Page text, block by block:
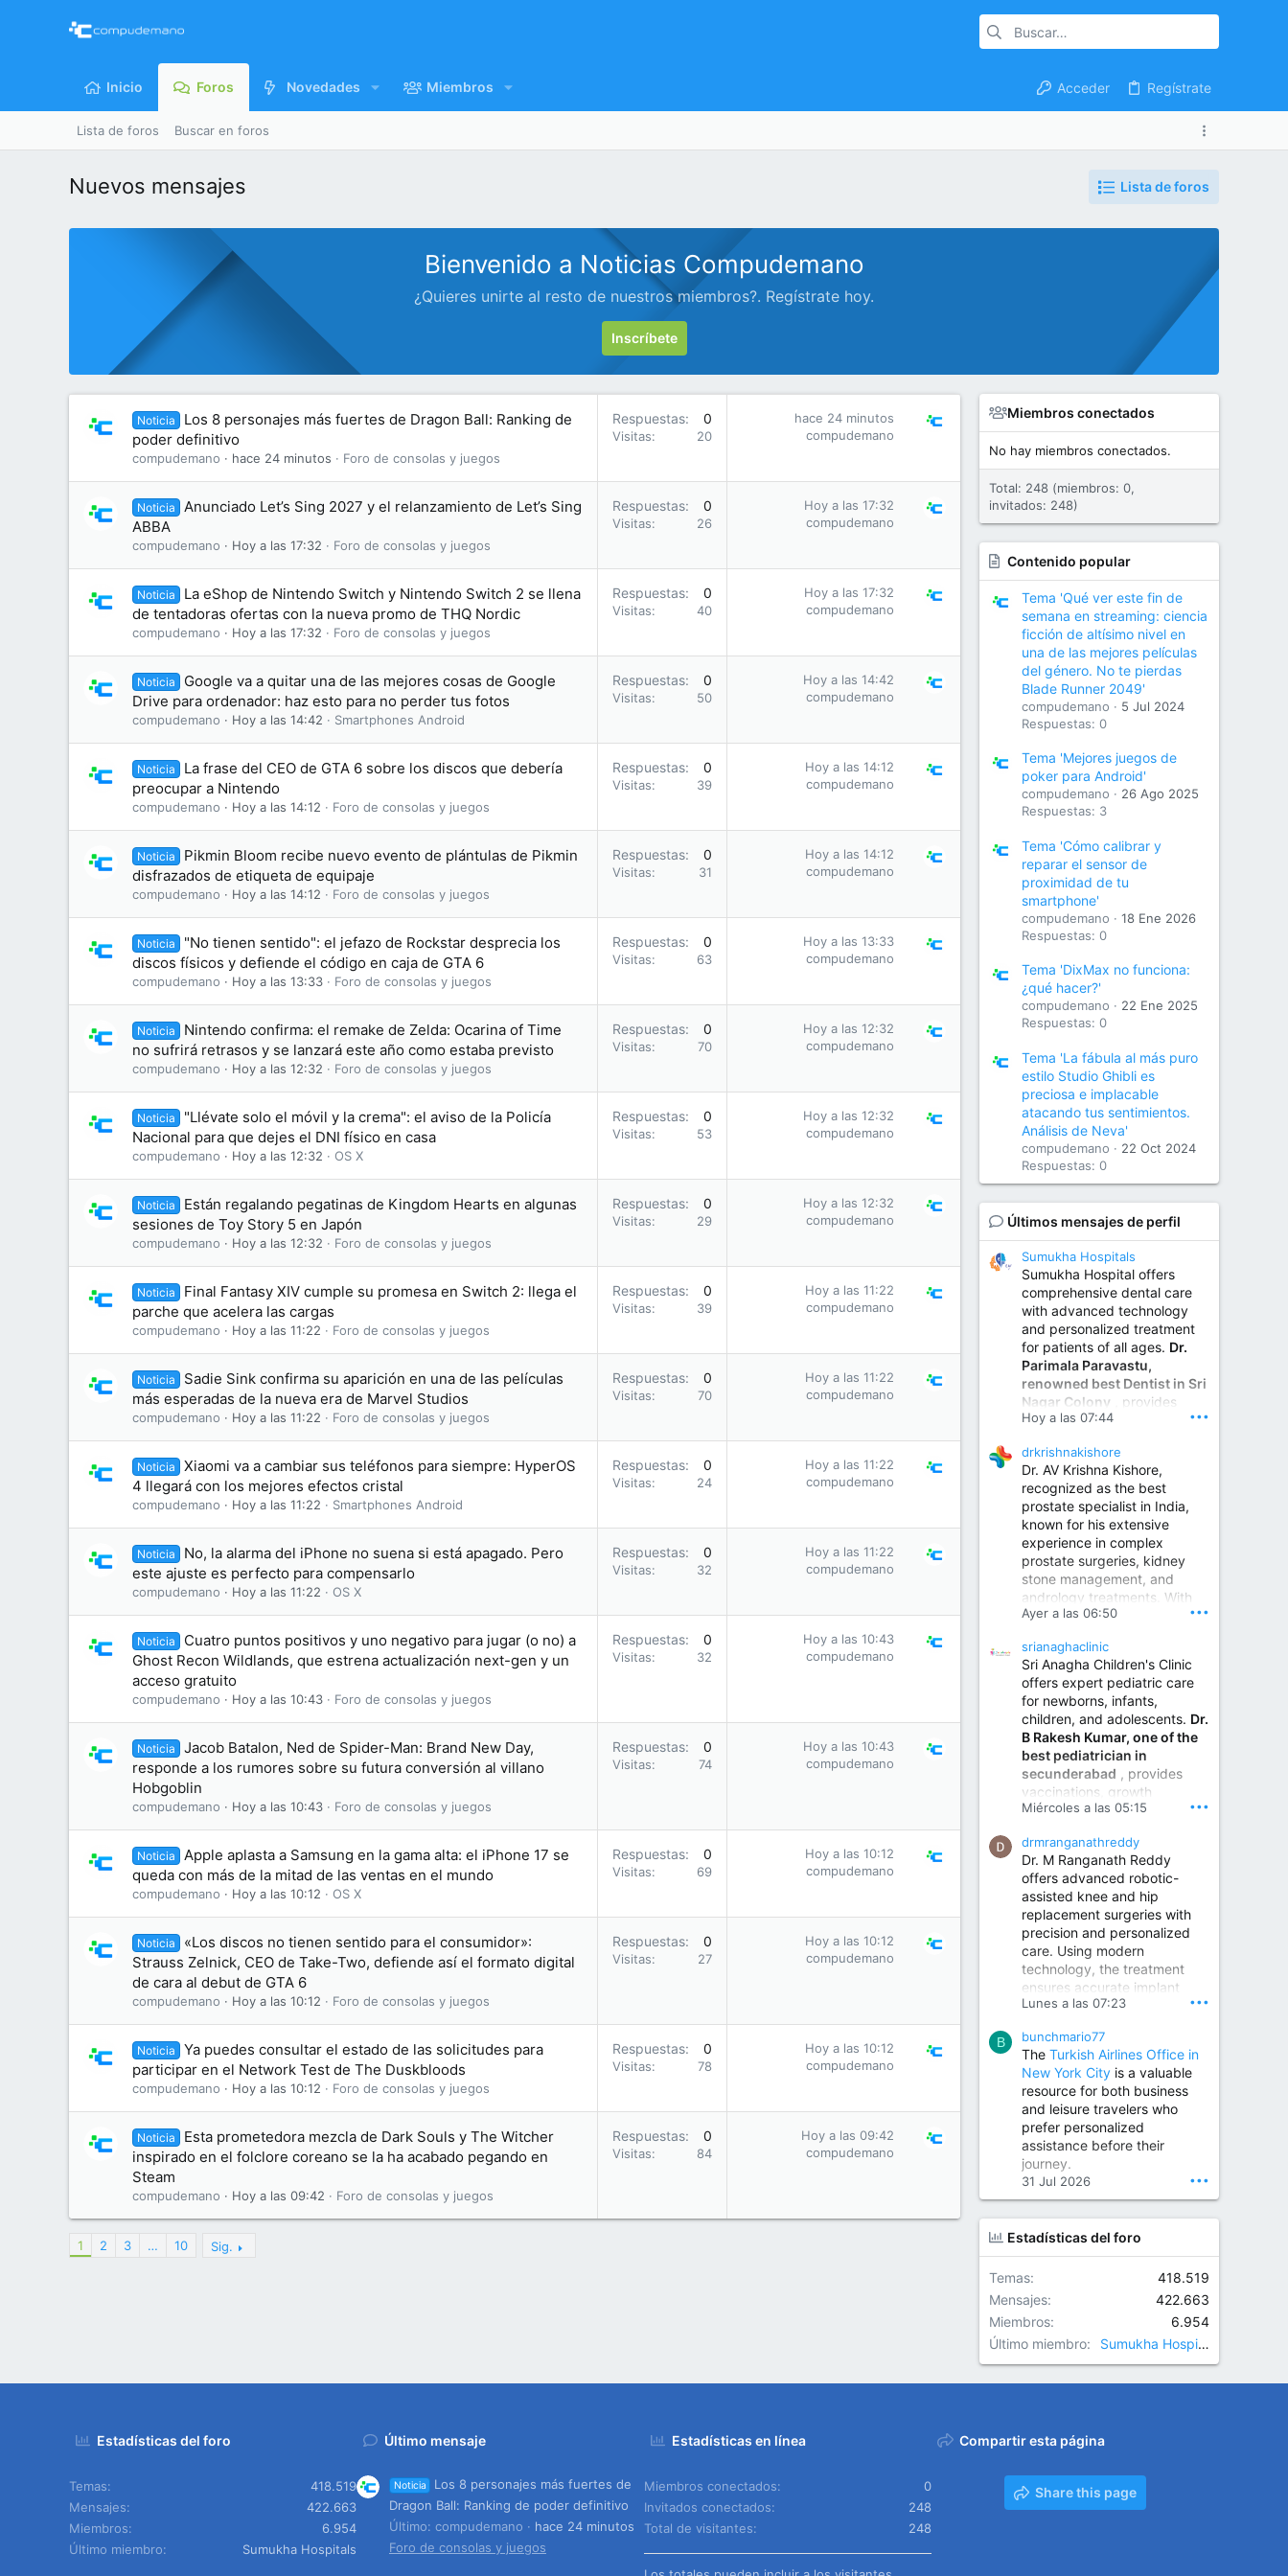
Inicio Foros Novedades Miembros Acceder Regístrate
Lista de foros Buscar en foros
Nuevos mensajes Lista de foros
Bienvenido a Noticias Compudemano
¿Quieres unirte al resto de nuestros miembros?. Regístrate hoy.
Inscríbete
Noticia
Los 8 personajes más fuertes de Dragon Ball: Ranking de
poder definitivo
compudemano hace 24 minutos Foro de consolas y juegos
Respuestas 0
Visitas 20
hace 24 minutos
compudemano
Noticia
Anunciado Let’s Sing 2027 y el relanzamiento de Let’s Sing
ABBA
compudemano Hoy a las 17:32 Foro de consolas y juegos
Respuestas 0
Visitas 26
Hoy a las 17:32
compudemano
Noticia
La eShop de Nintendo Switch y Nintendo Switch 2 se llena
de tentadoras ofertas con la nueva promo de THQ Nordic
compudemano Hoy a las 17:32 Foro de consolas y juegos
Respuestas 0
Visitas 40
Hoy a las 17:32
compudemano
Noticia
Google va a quitar una de las mejores cosas de Google
Drive para ordenador: haz esto para no perder tus fotos
compudemano Hoy a las 14:42 Smartphones Android
Respuestas 0
Visitas 50
Hoy a las 14:42
compudemano
Noticia
La frase del CEO de GTA 6 sobre los discos que debería
preocupar a Nintendo
compudemano Hoy a las 14:12 Foro de consolas y juegos
Respuestas 0
Visitas 39
Hoy a las 14:12
compudemano
Noticia
Pikmin Bloom recibe nuevo evento de plántulas de Pikmin
disfrazados de etiqueta de equipaje
compudemano Hoy a las 14:12 Foro de consolas y juegos
Respuestas 0
Visitas 31
Hoy a las 14:12
compudemano
Noticia
"No tienen sentido": el jefazo de Rockstar desprecia los
discos físicos y defiende el código en caja de GTA 6
compudemano Hoy a las 13:33 Foro de consolas y juegos
Respuestas 0
Visitas 63
Hoy a las 13:33
compudemano
Noticia
Nintendo confirma: el remake de Zelda: Ocarina of Time
no sufrirá retrasos y se lanzará este año como estaba previsto
compudemano Hoy a las 12:32 Foro de consolas y juegos
Respuestas 0
Visitas 70
Hoy a las 12:32
compudemano
Noticia
"Llévate solo el móvil y la crema": el aviso de la Policía
Nacional para que dejes el DNI físico en casa
compudemano Hoy a las 12:32 OS X
Respuestas 0
Visitas 53
Hoy a las 12:32
compudemano
Noticia
Están regalando pegatinas de Kingdom Hearts en algunas
sesiones de Toy Story 5 en Japón
compudemano Hoy a las 12:32 Foro de consolas y juegos
Respuestas 0
Visitas 29
Hoy a las 12:32
compudemano
Noticia
Final Fantasy XIV cumple su promesa en Switch 2: llega el
parche que acelera las cargas
compudemano Hoy a las 11:22 Foro de consolas y juegos
Respuestas 0
Visitas 39
Hoy a las 11:22
compudemano
Noticia
Sadie Sink confirma su aparición en una de las películas
más esperadas de la nueva era de Marvel Studios
compudemano Hoy a las 11:22 Foro de consolas y juegos
Respuestas 0
Visitas 70
Hoy a las 11:22
compudemano
Noticia
Xiaomi va a cambiar sus teléfonos para siempre: HyperOS
4 llegará con los mejores efectos cristal
compudemano Hoy a las 11:22 Smartphones Android
Respuestas 0
Visitas 24
Hoy a las 11:22
compudemano
Noticia
No, la alarma del iPhone no suena si está apagado. Pero
este ajuste es perfecto para compensarlo
compudemano Hoy a las 11:22 OS X
Respuestas 0
Visitas 32
Hoy a las 11:22
compudemano
Noticia
Cuatro puntos positivos y uno negativo para jugar (o no) a
Ghost Recon Wildlands, que estrena actualización next-gen y un
acceso gratuito
compudemano Hoy a las 10:43 Foro de consolas y juegos
Respuestas 0
Visitas 32
Hoy a las 10:43
compudemano
Noticia
Jacob Batalon, Ned de Spider-Man: Brand New Day,
responde a los rumores sobre su futura conversión al villano
Hobgoblin
compudemano Hoy a las 10:43 Foro de consolas y juegos
Respuestas 0
Visitas 74
Hoy a las 10:43
compudemano
Noticia
Apple aplasta a Samsung en la gama alta: el iPhone 17 se
queda con más de la mitad de las ventas en el mundo
compudemano Hoy a las 10:12 OS X
Respuestas 0
Visitas 69
Hoy a las 10:12
compudemano
Noticia
«Los discos no tienen sentido para el consumidor»:
Strauss Zelnick, CEO de Take-Two, defiende así el formato digital
de cara al debut de GTA 6
compudemano Hoy a las 10:12 Foro de consolas y juegos
Respuestas 0
Visitas 27
Hoy a las 10:12
compudemano
Noticia
Ya puedes consultar el estado de las solicitudes para
participar en el Network Test de The Duskbloods
compudemano Hoy a las 10:12 Foro de consolas y juegos
Respuestas 0
Visitas 78
Hoy a las 10:12
compudemano
Noticia
Esta prometedora mezcla de Dark Souls y The Witcher
inspirado en el folclore coreano se la ha acabado pegando en
Steam
compudemano Hoy a las 09:42 Foro de consolas y juegos
Respuestas 0
Visitas 84
Hoy a las 09:42
compudemano
1 2 3 … 10 Sig.
Miembros conectados
No hay miembros conectados.
Total: 248 (miembros: 0,
invitados: 248)
Contenido popular
Tema 'Qué ver este fin de
semana en streaming: ciencia
ficción de altísimo nivel en
una de las mejores películas
del género. No te pierdas
Blade Runner 2049'
compudemano
5 Jul 2024
Respuestas: 0
Tema 'Mejores juegos de
poker para Android'
compudemano
26 Ago 2025
Respuestas: 3
Tema 'Cómo calibrar y
reparar el sensor de
proximidad de tu
smartphone'
compudemano
18 Ene 2026
Respuestas: 0
Tema 'DixMax no funciona:
¿qué hacer?'
compudemano
22 Ene 2025
Respuestas: 0
Tema 'La fábula al más puro
estilo Studio Ghibli es
preciosa e implacable
atacando tus sentimientos.
Análisis de Neva'
compudemano
22 Oct 2024
Respuestas: 0
Últimos mensajes de perfil
Sumukha Hospitals
Sumukha Hospital offers
comprehensive dental care
with advanced technology
and personalized treatment
for patients of all ages. Dr.
Parimala Paravastu,
renowned best Dentist in Sri
Nagar Colony , provides
expert care for tooth pain,
treatment, dental implants,
smile designing, cosmetic
dentistry.
Sumukha Hospital | Ear, Nose & Throat, Dental & Maxillofacial Surgery Center
www.sumukhahospitals.co
m
Hoy a las 07:44 •••
drkrishnakishore
Dr. AV Krishna Kishore,
recognized as the best
prostate specialist in India,
known for his extensive
experience in complex
prostate surgeries, kidney
stone management, and
andrology treatments. With
years of surgical practice and
invasive and robotic
techniques.
Best Urologist in Vijayawada | Urology Specialist in Vijayawada
Dr. A. V. Krishna Kishore,
the Best Urologist...
www.drkrishnakishore.com
Ayer a las 06:50 •••
srianaghaclinic
Sri Anagha Children's Clinic
offers expert pediatric care
for newborns, infants,
children, and adolescents. Dr.
B Rakesh Kumar, one of the
best pediatrician in
secunderabad , provides
vaccinations, growth
monitoring, newborn care,
illnesses, nutrition guidance,
and preventive healthcare in
a child-friendly environment.
Children Hospital in Secunderabad | Best Pediatrician in Hyderabad | Neonatologist in Medchal
Our pediatrician and
Neonatologist team at...
www.srianaghaclinic.com
Miércoles a las 05:15 •••
drmranganathreddy
Dr. M Ranganath Reddy
offers advanced robotic-
assisted knee and hip
replacement surgeries with
precision and personalized
care. Using modern
technology, the treatment
ensures accurate implant
placement, reduced pain,
improved joint function,
helping patients return to an
active and comfortable
lifestyle.
Orthopedic Surgeon in Kondapur | Best Orthopedic Doctor in Kondapur | Dr. M. Ranganath Reddy
Consult Dr. M. Ranganath
Reddy, the best...
www.drranganathreddy.co
m
Lunes a las 07:23 •••
B bunchmario77
The Turkish Airlines Office in
New York City is a valuable
resource for both business
and leisure travelers who
prefer personalized
assistance before their
journey.
31 Jul 2026 •••
Estadísticas del foro
Temas
418.519
Mensajes
422.663
Miembros
6.954
Último miembro
Sumukha Hospitals
Estadísticas del foro
Temas
418.519
Mensajes
422.663
Miembros
6.954
Último miembro
Sumukha Hospitals
Último mensaje
Noticia
Los 8 personajes más fuertes de
Dragon Ball: Ranking de poder definitivo
Último: compudemano
hace 24 minutos
Foro de consolas y juegos
Estadísticas en línea
Miembros conectados
0
Invitados conectados
248
Total de visitantes
248
Compartir esta página
Share this page